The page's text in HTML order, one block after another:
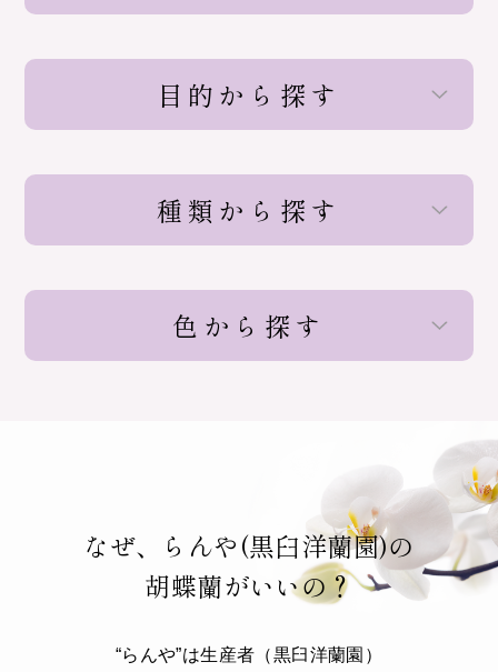
目的から探す
種類から探す
色から探す
なぜ、らんや(黒臼洋蘭園)の
胡蝶蘭がいいの？
“らんや”は生産者（黒臼洋蘭園）